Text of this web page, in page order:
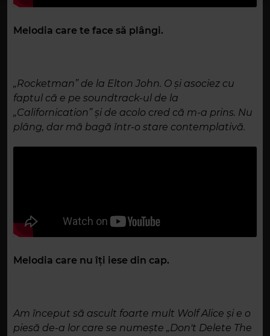
Melodia care te face să plângi.
„Rocketman” de la Elton John. O și asociez cu
faptul că e pe soundtrack-ul de la
„Californication” și de acolo cred că m-a prins. Nu
plâng, dar mă bagă într-o stare contemplativă.
Melodia care nu îți iese din cap.
Am început să ascult foarte mult Wolf Alice și e o
piesă de-a lor care se numește „Don't Delete The